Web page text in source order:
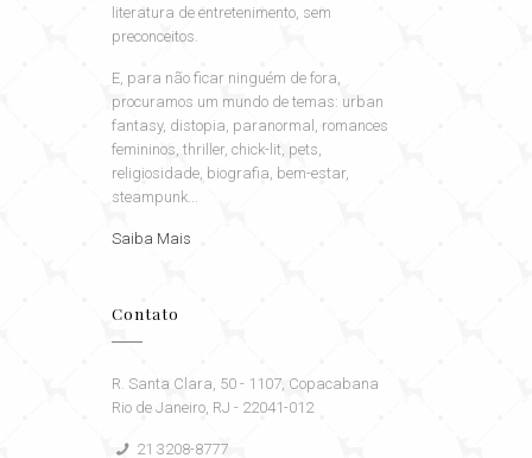
literatura de entretenimento, sem
preconceitos.
E, para não ficar ninguém de fora,
procuramos um mundo de temas: urban
fantasy, distopia, paranormal, romances
femininos, thriller, chick-lit, pets,
religiosidade, biografia, bem-estar,
steampunk...
Saiba Mais
Contato
R. Santa Clara, 50 - 1107, Copacabana
Rio de Janeiro, RJ - 22041-012
21 3208-8777